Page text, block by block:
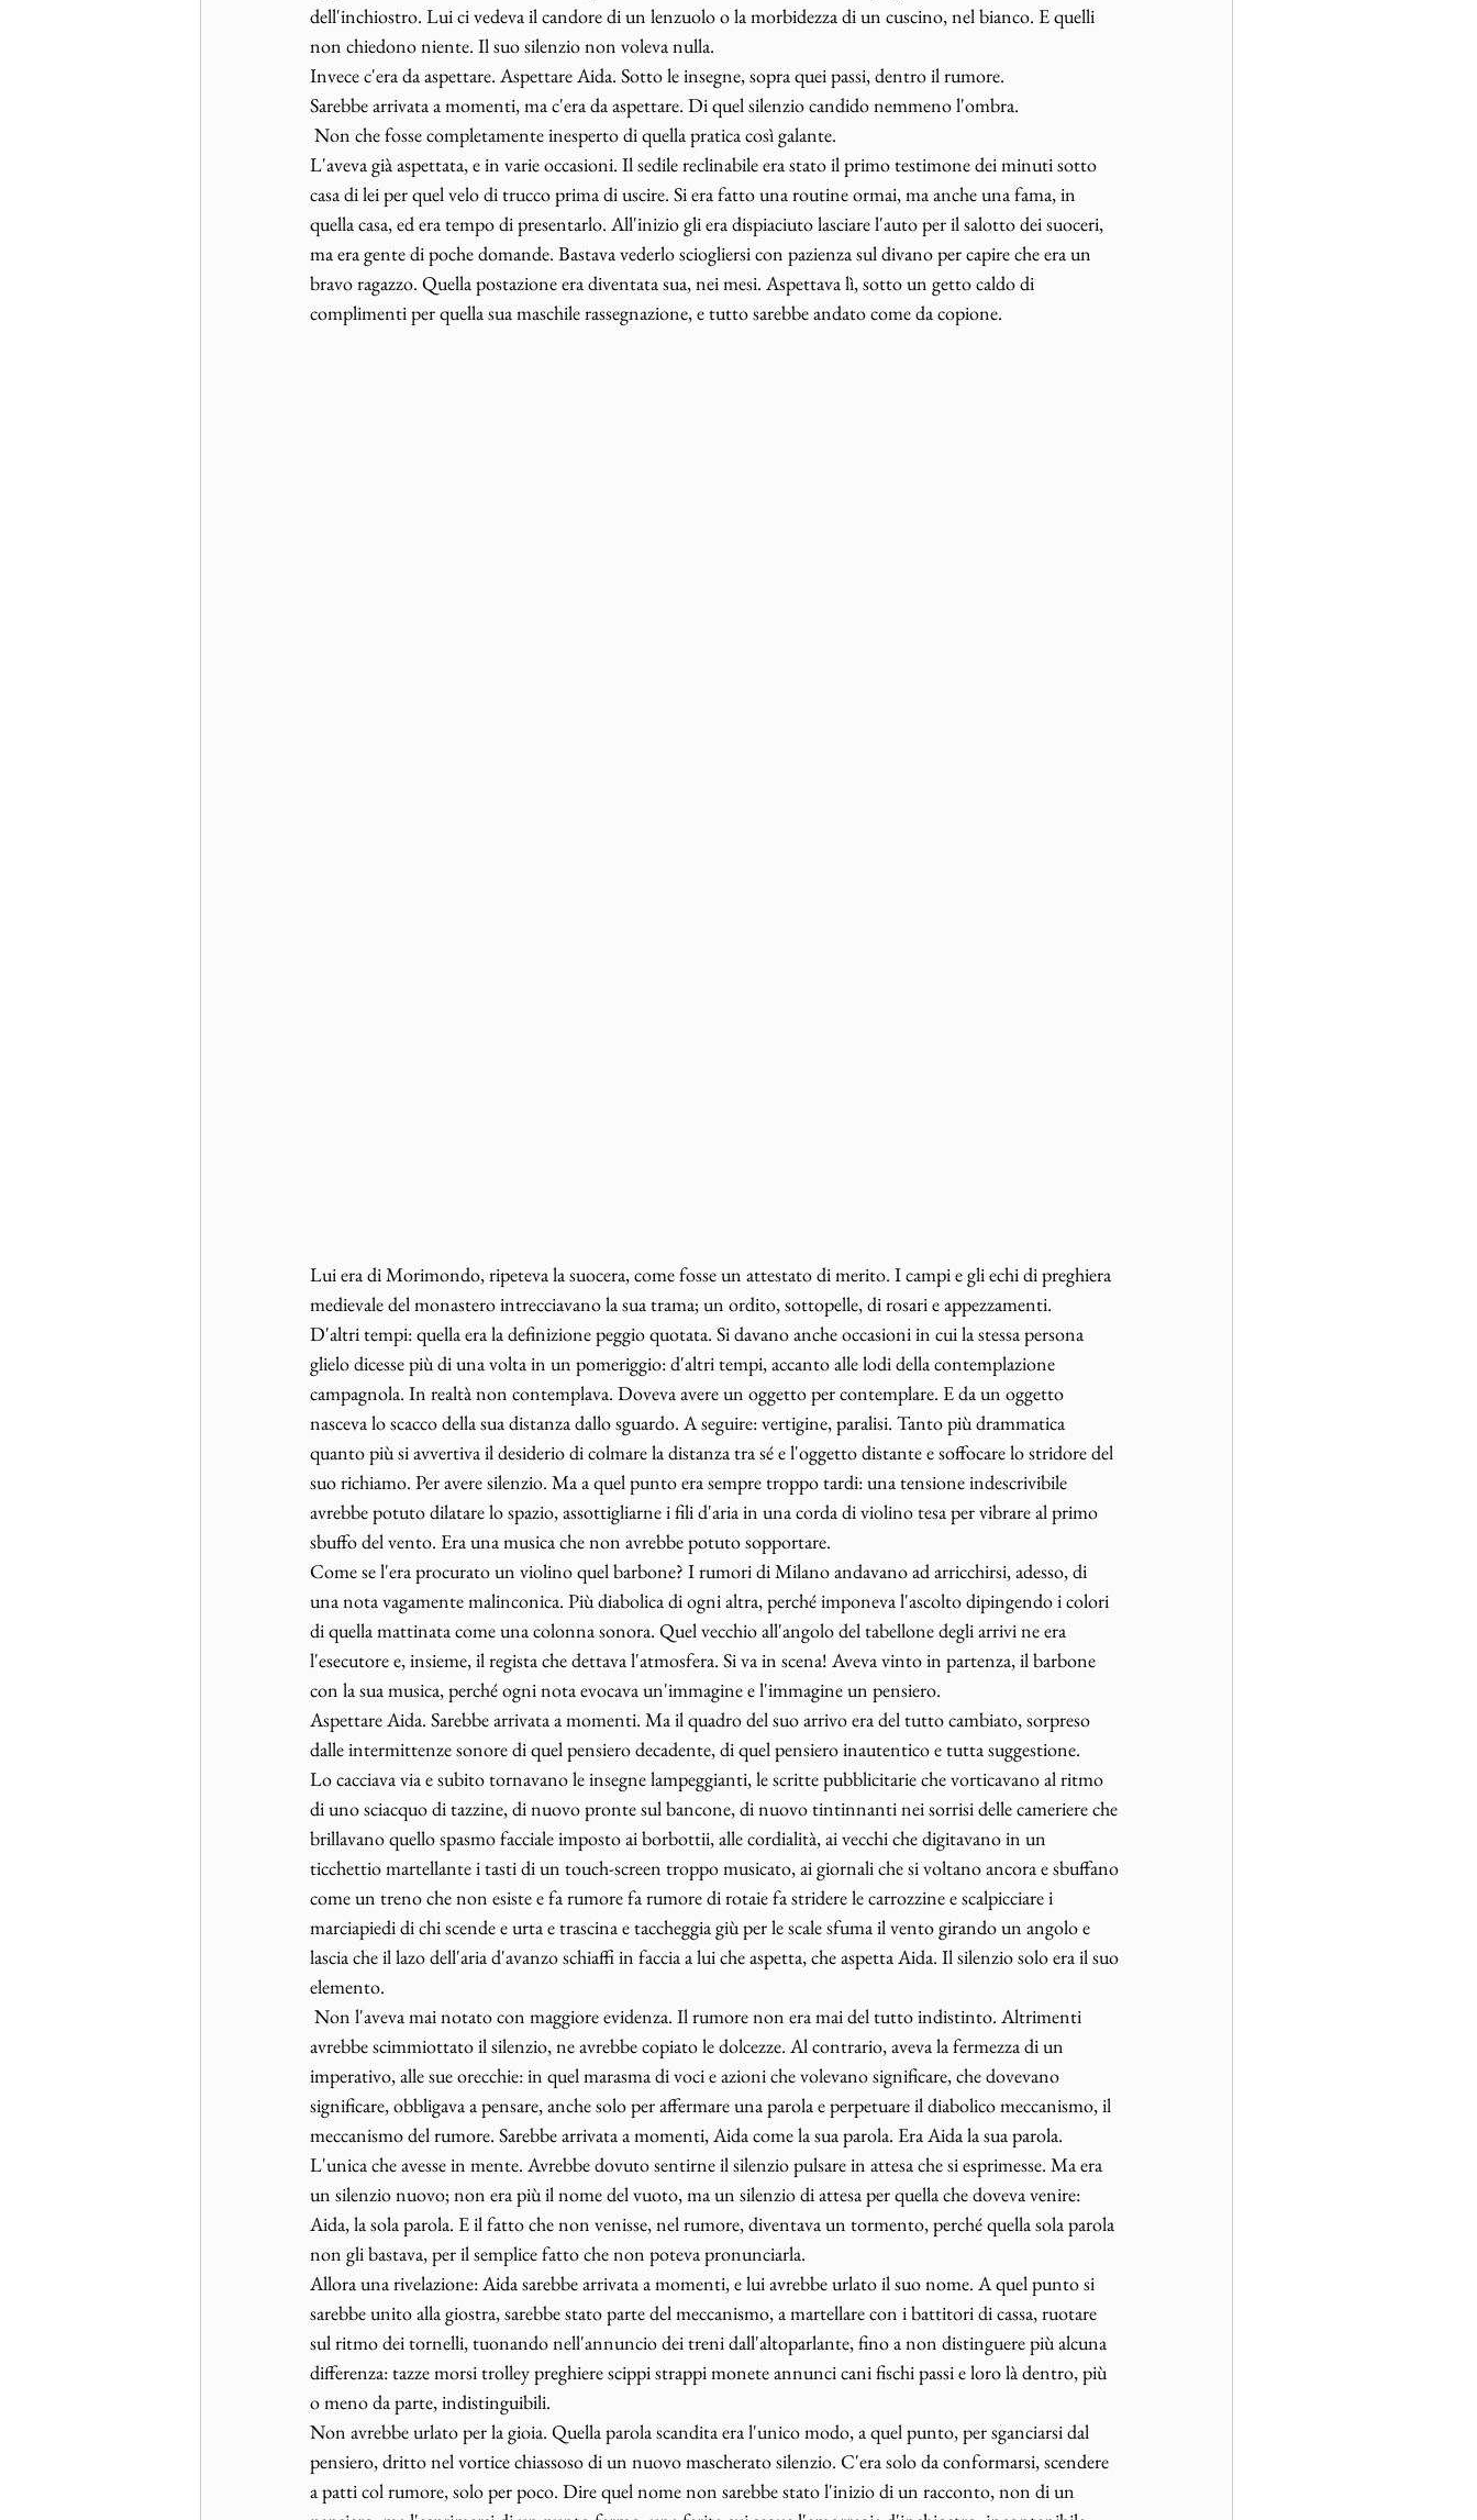
dell'inchiostro. Lui ci vedeva il candore di un lenzuolo o la morbidezza di un cuscino, nel bianco. E quelli
non chiedono niente. Il suo silenzio non voleva nulla.
Invece c'era da aspettare. Aspettare Aida. Sotto le insegne, sopra quei passi, dentro il rumore.
Sarebbe arrivata a momenti, ma c'era da aspettare. Di quel silenzio candido nemmeno l'ombra.
Non che fosse completamente inesperto di quella pratica così galante.
L'aveva già aspettata, e in varie occasioni. Il sedile reclinabile era stato il primo testimone dei minuti sotto
casa di lei per quel velo di trucco prima di uscire. Si era fatto una routine ormai, ma anche una fama, in
quella casa, ed era tempo di presentarlo. All'inizio gli era dispiaciuto lasciare l'auto per il salotto dei suoceri,
ma era gente di poche domande. Bastava vederlo sciogliersi con pazienza sul divano per capire che era un
bravo ragazzo. Quella postazione era diventata sua, nei mesi. Aspettava lì, sotto un getto caldo di
complimenti per quella sua maschile rassegnazione, e tutto sarebbe andato come da copione.
Lui era di Morimondo, ripeteva la suocera, come fosse un attestato di merito. I campi e gli echi di preghiera
medievale del monastero intrecciavano la sua trama; un ordito, sottopelle, di rosari e appezzamenti.
D'altri tempi: quella era la definizione peggio quotata. Si davano anche occasioni in cui la stessa persona
glielo dicesse più di una volta in un pomeriggio: d'altri tempi, accanto alle lodi della contemplazione
campagnola. In realtà non contemplava. Doveva avere un oggetto per contemplare. E da un oggetto
nasceva lo scacco della sua distanza dallo sguardo. A seguire: vertigine, paralisi. Tanto più drammatica
quanto più si avvertiva il desiderio di colmare la distanza tra sé e l'oggetto distante e soffocare lo stridore del
suo richiamo. Per avere silenzio. Ma a quel punto era sempre troppo tardi: una tensione indescrivibile
avrebbe potuto dilatare lo spazio, assottigliarne i fili d'aria in una corda di violino tesa per vibrare al primo
sbuffo del vento. Era una musica che non avrebbe potuto sopportare.
Come se l'era procurato un violino quel barbone? I rumori di Milano andavano ad arricchirsi, adesso, di
una nota vagamente malinconica. Più diabolica di ogni altra, perché imponeva l'ascolto dipingendo i colori
di quella mattinata come una colonna sonora. Quel vecchio all'angolo del tabellone degli arrivi ne era
l'esecutore e, insieme, il regista che dettava l'atmosfera. Si va in scena! Aveva vinto in partenza, il barbone
con la sua musica, perché ogni nota evocava un'immagine e l'immagine un pensiero.
Aspettare Aida. Sarebbe arrivata a momenti. Ma il quadro del suo arrivo era del tutto cambiato, sorpreso
dalle intermittenze sonore di quel pensiero decadente, di quel pensiero inautentico e tutta suggestione.
Lo cacciava via e subito tornavano le insegne lampeggianti, le scritte pubblicitarie che vorticavano al ritmo
di uno sciacquo di tazzine, di nuovo pronte sul bancone, di nuovo tintinnanti nei sorrisi delle cameriere che
brillavano quello spasmo facciale imposto ai borbottii, alle cordialità, ai vecchi che digitavano in un
ticchettio martellante i tasti di un touch-screen troppo musicato, ai giornali che si voltano ancora e sbuffano
come un treno che non esiste e fa rumore fa rumore di rotaie fa stridere le carrozzine e scalpicciare i
marciapiedi di chi scende e urta e trascina e taccheggia giù per le scale sfuma il vento girando un angolo e
lascia che il lazo dell'aria d'avanzo schiaffi in faccia a lui che aspetta, che aspetta Aida. Il silenzio solo era il suo
elemento.
avrebbe scimmiottato il silenzio, ne avrebbe copiato le dolcezze. Al contrario, aveva la fermezza di un
imperativo, alle sue orecchie: in quel marasma di voci e azioni che volevano significare, che dovevano
significare, obbligava a pensare, anche solo per affermare una parola e perpetuare il diabolico meccanismo, il
meccanismo del rumore. Sarebbe arrivata a momenti, Aida come la sua parola. Era Aida la sua parola.
L'unica che avesse in mente. Avrebbe dovuto sentirne il silenzio pulsare in attesa che si esprimesse. Ma era
un silenzio nuovo; non era più il nome del vuoto, ma un silenzio di attesa per quella che doveva venire:
Aida, la sola parola. E il fatto che non venisse, nel rumore, diventava un tormento, perché quella sola parola
non gli bastava, per il semplice fatto che non poteva pronunciarla.
Allora una rivelazione: Aida sarebbe arrivata a momenti, e lui avrebbe urlato il suo nome. A quel punto si
sarebbe unito alla giostra, sarebbe stato parte del meccanismo, a martellare con i battitori di cassa, ruotare
sul ritmo dei tornelli, tuonando nell'annuncio dei treni dall'altoparlante, fino a non distinguere più alcuna
differenza: tazze morsi trolley preghiere scippi strappi monete annunci cani fischi passi e loro là dentro, più
o meno da parte, indistinguibili.
Non avrebbe urlato per la gioia. Quella parola scandita era l'unico modo, a quel punto, per sganciarsi dal
pensiero, dritto nel vortice chiassoso di un nuovo mascherato silenzio. C'era solo da conformarsi, scendere
a patti col rumore, solo per poco. Dire quel nome non sarebbe stato l'inizio di un racconto, non di un